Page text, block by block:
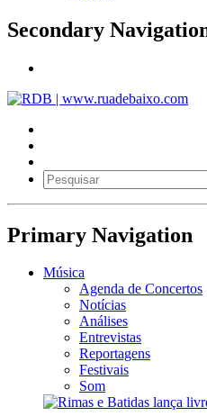
Secondary
Primary Navigation
Música
Agenda de Concertos
Notícias
Análises
Entrevistas
Reportagens
Festivais
Som